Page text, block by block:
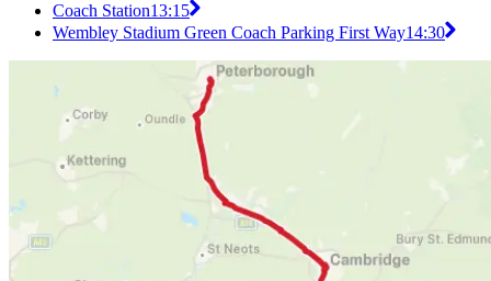
Coach Station13:15
Wembley Stadium Green Coach Parking First Way14:30